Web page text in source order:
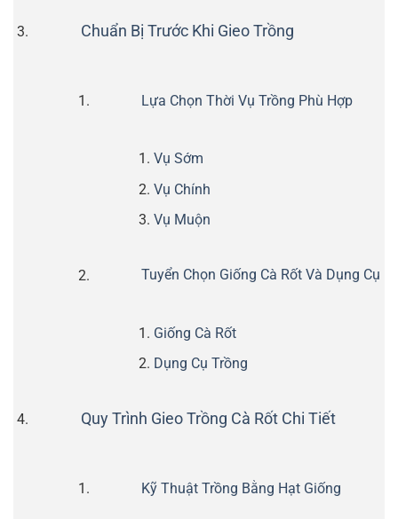
Chuẩn Bị Trước Khi Gieo Trồng
Lựa Chọn Thời Vụ Trồng Phù Hợp
Vụ Sớm
Vụ Chính
Vụ Muộn
Tuyển Chọn Giống Cà Rốt Và Dụng Cụ
Giống Cà Rốt
Dụng Cụ Trồng
Quy Trình Gieo Trồng Cà Rốt Chi Tiết
Kỹ Thuật Trồng Bằng Hạt Giống